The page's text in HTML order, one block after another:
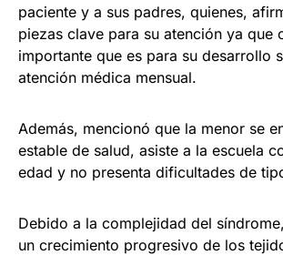
paciente y a sus padres, quienes,
piezas clave para su atención ya que
importante que es para su desarrollo
atención médica mensual.
Además, mencionó que la menor se
estable de salud, asiste a la escuela
edad y no presenta dificultades de
Debido a la complejidad del
un crecimiento progresivo de los